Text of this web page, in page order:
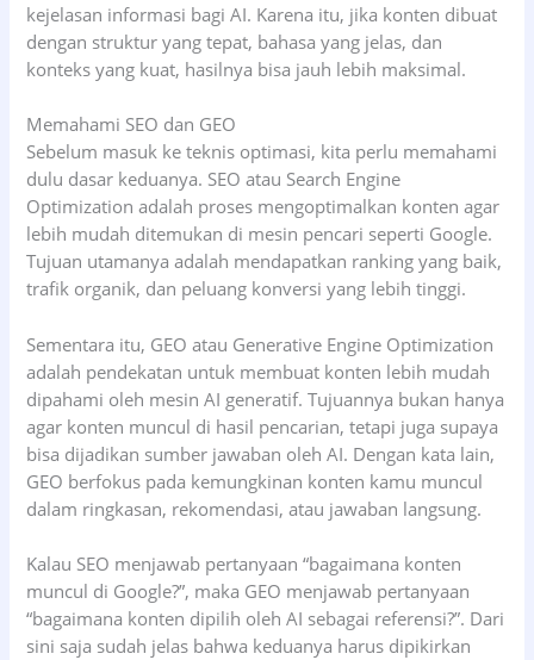
kejelasan informasi bagi AI. Karena itu, jika konten dibuat
dengan struktur yang tepat, bahasa yang jelas, dan
konteks yang kuat, hasilnya bisa jauh lebih maksimal.
Memahami SEO dan GEO
Sebelum masuk ke teknis optimasi, kita perlu memahami
dulu dasar keduanya. SEO atau Search Engine
Optimization adalah proses mengoptimalkan konten agar
lebih mudah ditemukan di mesin pencari seperti Google.
Tujuan utamanya adalah mendapatkan ranking yang baik,
trafik organik, dan peluang konversi yang lebih tinggi.
Sementara itu, GEO atau Generative Engine Optimization
adalah pendekatan untuk membuat konten lebih mudah
dipahami oleh mesin AI generatif. Tujuannya bukan hanya
agar konten muncul di hasil pencarian, tetapi juga supaya
bisa dijadikan sumber jawaban oleh AI. Dengan kata lain,
GEO berfokus pada kemungkinan konten kamu muncul
dalam ringkasan, rekomendasi, atau jawaban langsung.
Kalau SEO menjawab pertanyaan “bagaimana konten
muncul di Google?”, maka GEO menjawab pertanyaan
“bagaimana konten dipilih oleh AI sebagai referensi?”. Dari
sini saja sudah jelas bahwa keduanya harus dipikirkan